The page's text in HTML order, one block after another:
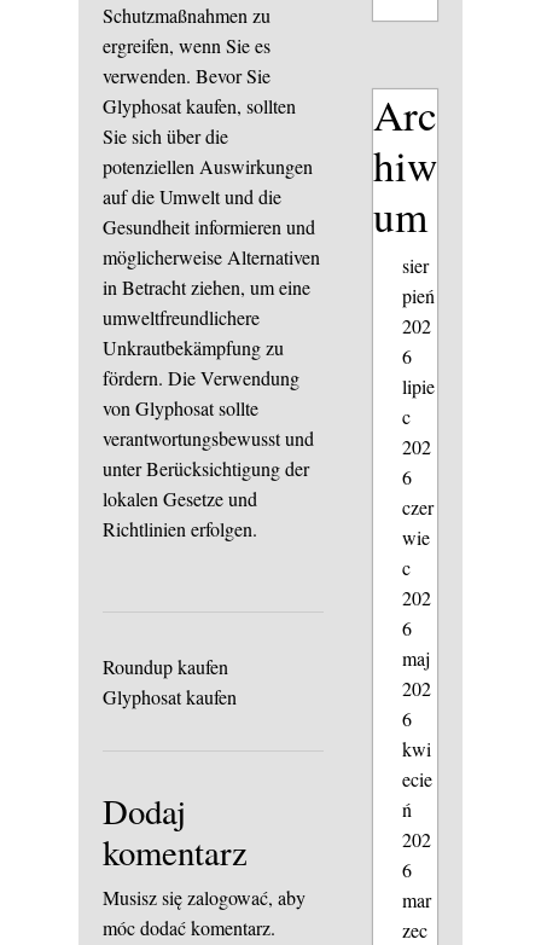
Schutzmaßnahmen zu
ergreifen, wenn Sie es
verwenden. Bevor Sie
Glyphosat kaufen, sollten
Sie sich über die
potenziellen Auswirkungen
auf die Umwelt und die
Gesundheit informieren und
möglicherweise Alternativen
in Betracht ziehen, um eine
umweltfreundlichere
Unkrautbekämpfung zu
fördern. Die Verwendung
von Glyphosat sollte
verantwortungsbewusst und
unter Berücksichtigung der
lokalen Gesetze und
Richtlinien erfolgen.
Roundup kaufen
Glyphosat kaufen
Dodaj
komentarz
Musisz sięzalogować, aby
móc dodać komentarz.
Arc
hiw
um
sier
pień
202
6
lipie
c
202
6
czer
wie
c
202
6
maj
202
6
kwi
ecie
ń
202
6
mar
zec